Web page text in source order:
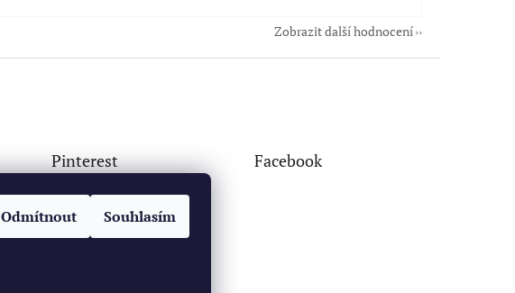
Odmítnout Souhlasím
Zobrazit další hodnocení
Pinterest Facebook